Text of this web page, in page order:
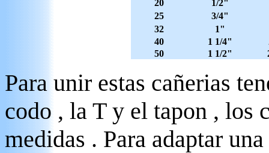
20
1/2"
25
3/4"
32
1"
40
1 1/4"
50
1 1/2"
Para unir estas cañerias
codo , la T y el tapon , los
medidas . Para adaptar